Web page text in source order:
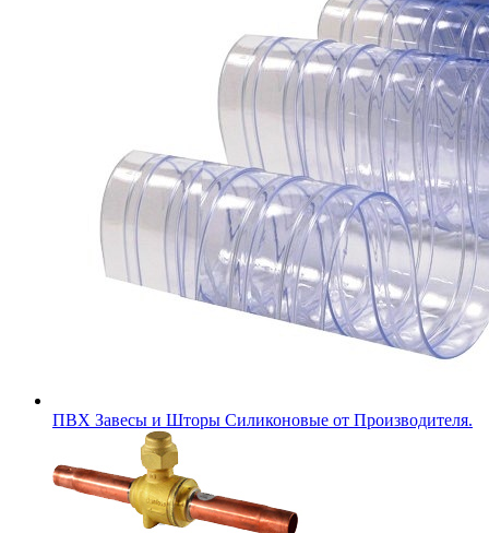
ПВХ Завесы и Шторы Силиконовые от Производителя.